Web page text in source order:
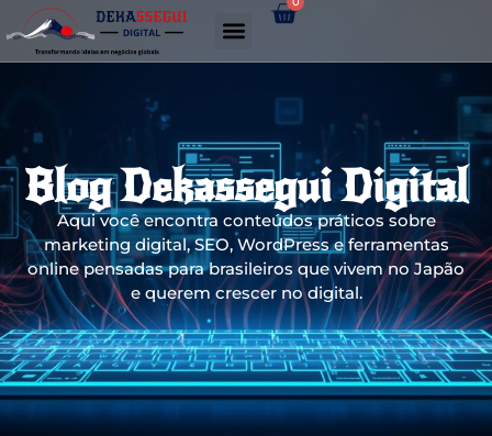
Blog Dekassegui Digital
Aqui você encontra conteúdos práticos sobre
marketing digital, SEO, WordPress e ferramentas
online pensadas para brasileiros que vivem no Japão
e querem crescer no digital.